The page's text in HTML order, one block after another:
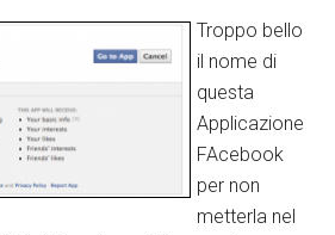
Troppo bello
il nome di
questa
Applicazione
FAcebook
per non
metterla nel